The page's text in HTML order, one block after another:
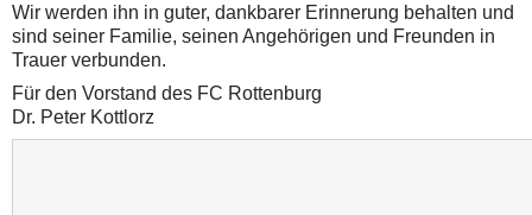
Wir werden ihn in guter, dankbarer Erinnerung behalten und
sind seiner Familie, seinen Angehörigen und Freunden in
Trauer verbunden.
Für den Vorstand des FC Rottenburg
Dr. Peter Kottlorz